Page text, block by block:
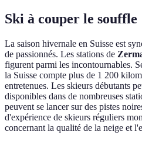
Ski à couper le souffle
La saison hivernale en Suisse est
de passionnés. Les stations de
figurent parmi les incontournables.
la Suisse compte plus de 1 200
entretenues. Les skieurs débutants
disponibles dans de nombreuses
peuvent se lancer sur des pistes
d'expérience de skieurs réguliers
concernant la qualité de la neige et